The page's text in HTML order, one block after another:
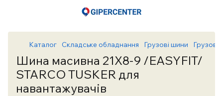
Каталог Складське обладнання Грузові шини Грузові
Шина масивна 21X8-9 /EASYFIT/
STARCO TUSKER для
навантажувачів